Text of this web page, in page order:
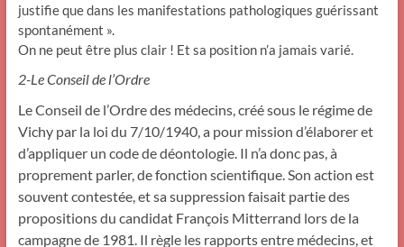
justifie que dans les manifestations pathologiques guérissant
spontanément ».
On ne peut être plus clair ! Et sa position n’a jamais varié.
2-Le Conseil de l’Ordre
Le Conseil de l’Ordre des médecins, créé sous le régime de
Vichy par la loi du 7/10/1940, a pour mission d’élaborer et
d’appliquer un code de déontologie. Il n’a donc pas, à
proprement parler, de fonction scientifique. Son action est
souvent contestée, et sa suppression faisait partie des
propositions du candidat François Mitterrand lors de la
campagne de 1981. Il règle les rapports entre médecins, et